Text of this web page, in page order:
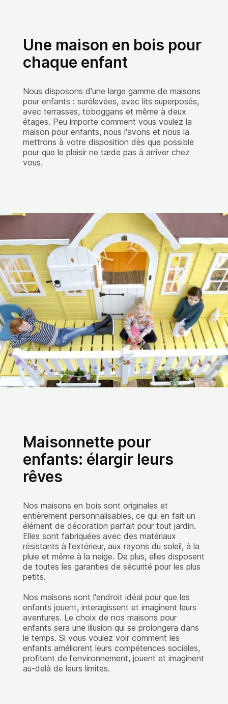
Une maison en bois pour
chaque enfant
Nous disposons d'une large gamme de maisons
pour enfants : surélevées, avec lits superposés,
avec terrasses, toboggans et même à deux
étages. Peu importe comment vous voulez la
maison pour enfants, nous l'avons et nous la
mettrons à votre disposition dès que possible
pour que le plaisir ne tarde pas à arriver chez
vous.
Maisonnette pour
enfants: élargir leurs
rêves
Nos maisons en bois sont originales et
entièrement personnalisables, ce qui en fait un
élément de décoration parfait pour tout jardin.
Elles sont fabriquées avec des matériaux
résistants à l'extérieur, aux rayons du soleil, à la
pluie et même à la neige. De plus, elles disposent
de toutes les garanties de sécurité pour les plus
petits.
Nos maisons sont l'endroit idéal pour que les
enfants jouent, interagissent et imaginent leurs
aventures. Le choix de nos maisons pour
enfants sera une illusion qui se prolongera dans
le temps. Si vous voulez voir comment les
enfants améliorent leurs compétences sociales,
profitent de l'environnement, jouent et imaginent
au-delà de leurs limites.